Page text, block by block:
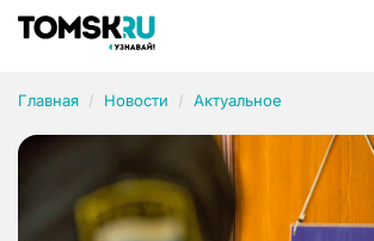
Главная Новости Актуальное